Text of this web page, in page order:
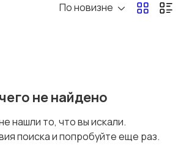
По новизне
не найдено
нашли то, что вы искали.
поиска и попробуйте еще раз.